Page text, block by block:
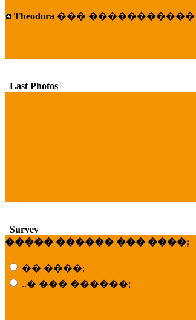
Theodora ���
Last Photos
Survey
����� ������ ��� ����;
�� ����;
..� ��� ������;